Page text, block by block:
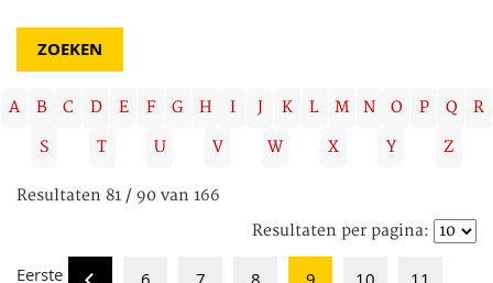
A B C D E F G H I J K L M N O P Q
R
S
T U V W X Y Z
Resultaten 81 / 90 van 166
Resultaten per pagina:
Eerste 6 7 8 9 10
11